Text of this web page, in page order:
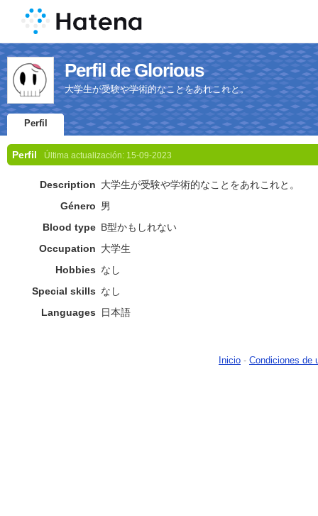
Perfil de Glorious
大学生が受験や学術的なことをあれこれと。
Perfil
Perfil Última actualización: 15-09-2023
Description 大学生が受験や学術的なことをあれこれと。
Género 男
Blood type B型かもしれない
Occupation 大学生
Hobbies なし
Special skills なし
Languages
日本語
Inicio - Condiciones de